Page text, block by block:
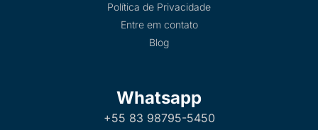
Política de Privacidade
Entre em contato
Blog
Whatsapp
+55 83 98795-5450